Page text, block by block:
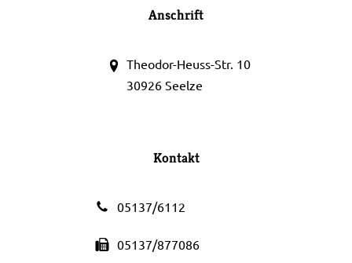
Anschrift
Theodor-Heuss-Str. 10
30926 Seelze
Kontakt
05137/6112
05137/877086